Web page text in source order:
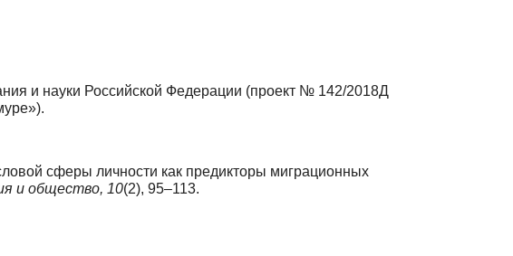
и науки Российской Федерации (проект № 142/2018Д
сферы личности как предикторы миграционных
и общество, 10(2), 95–113.